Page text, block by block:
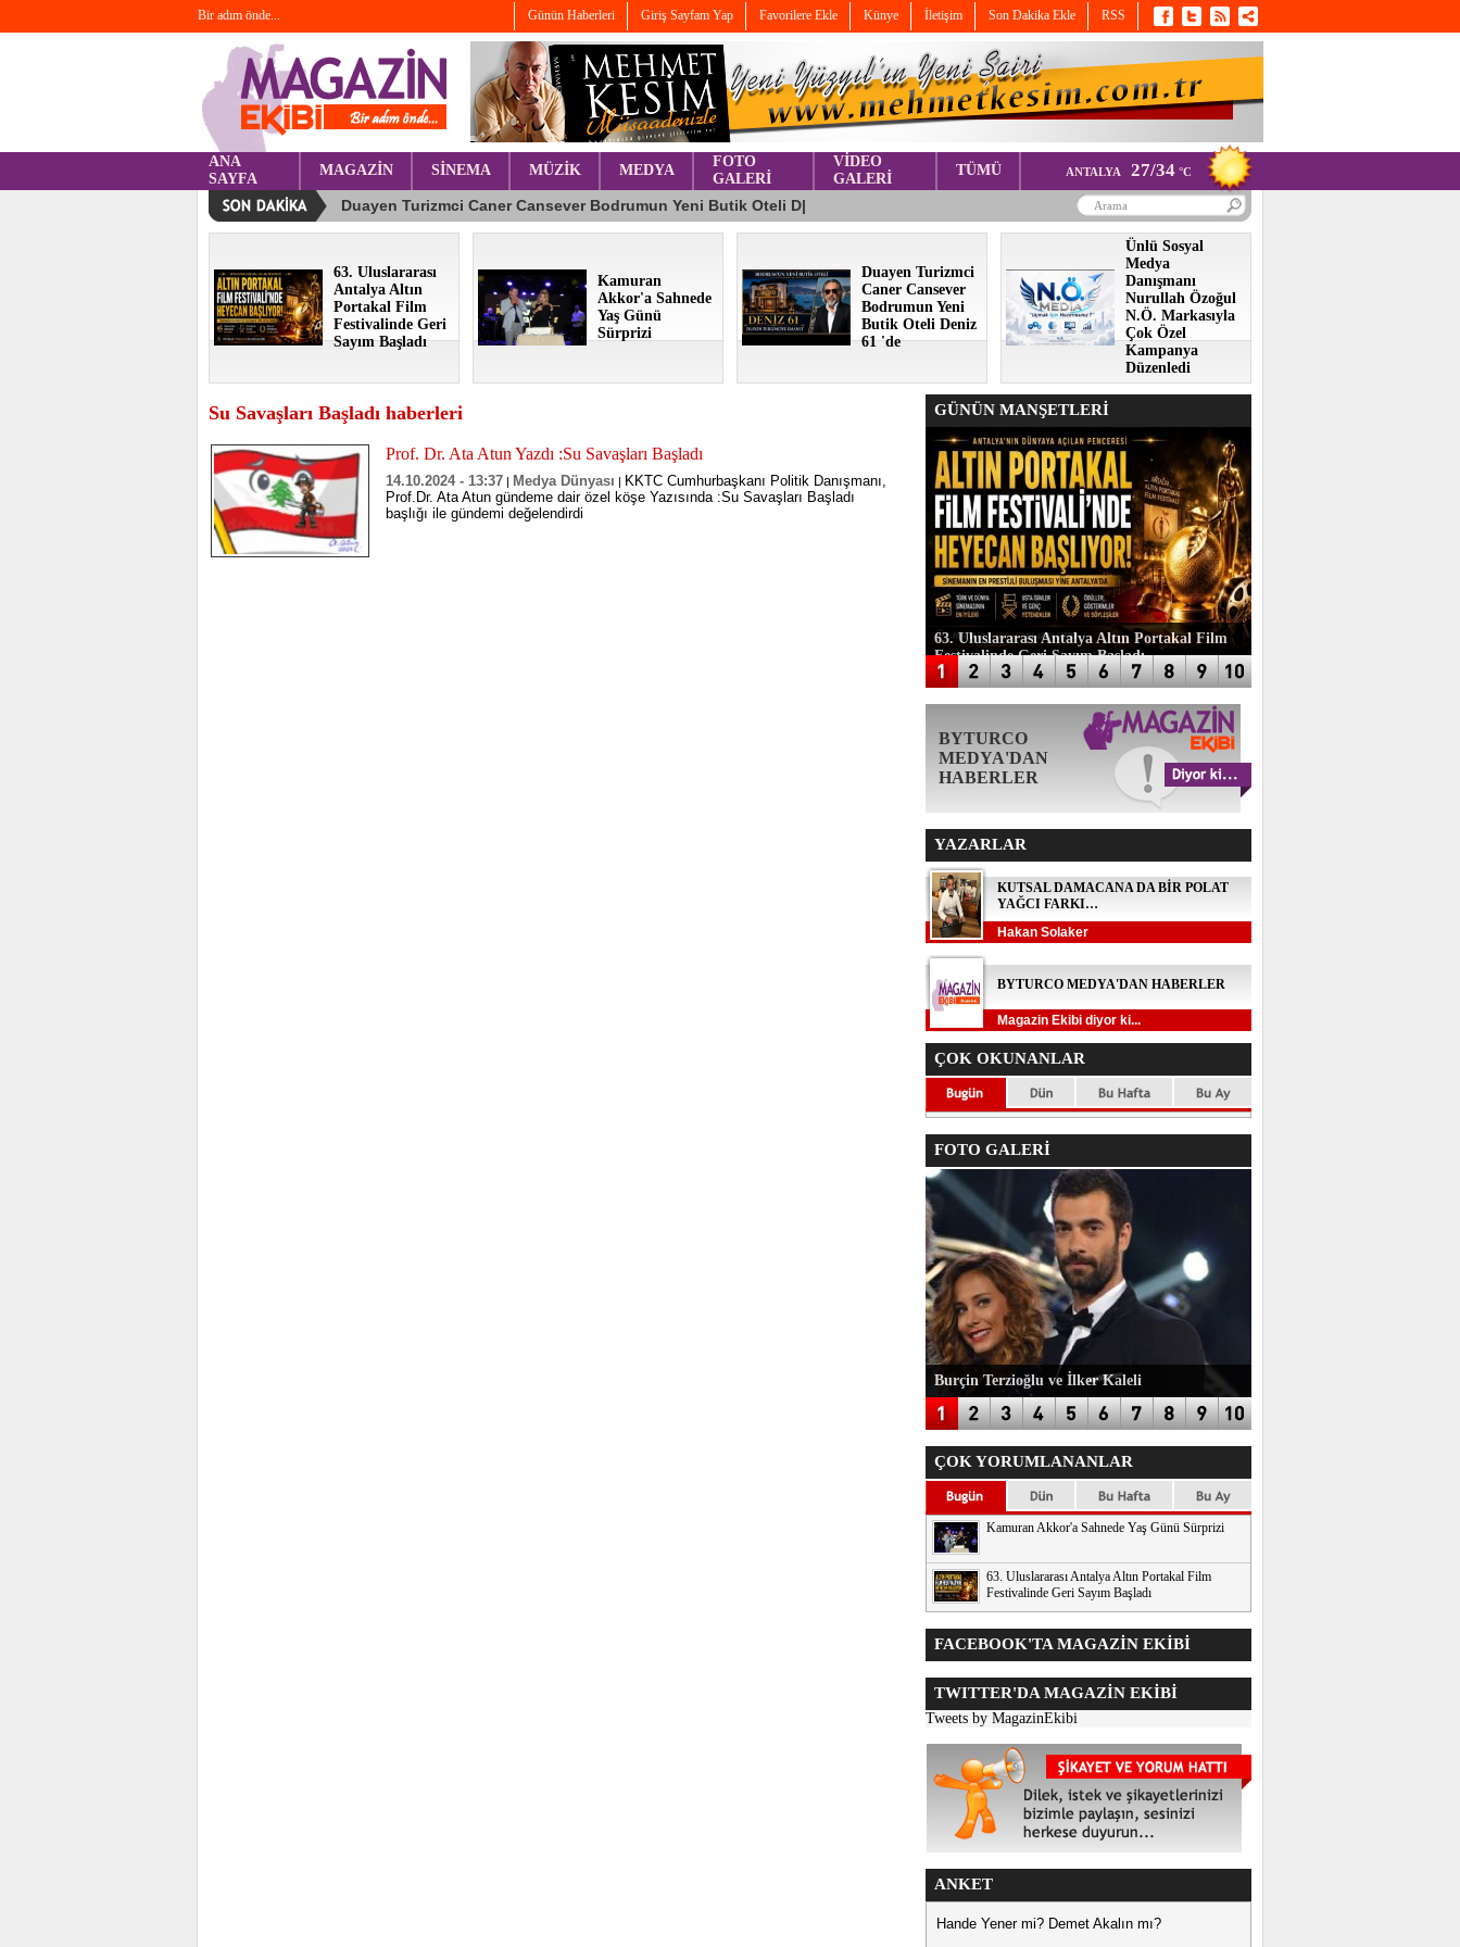
Bir adım önde... Günün Haberleri Giriş Sayfam Yap Favorilere Ekle Künye İletişim Son Dakika Ekle RSS
ANA
SAYFA
MAGAZİN SİNEMA MÜZİK MEDYA
FOTO
GALERİ
VİDEO
GALERİ
TÜMÜ ANTALYA 27/34 °C
63. Uluslararası
Antalya Altın
Portakal Film
Festivalinde Geri
Sayım Başladı
Kamuran
Akkor'a Sahnede
Yaş Günü
Sürprizi
Duayen Turizmci
Caner Cansever
Bodrumun Yeni
Butik Oteli Deniz
61 'de
Ünlü Sosyal
Medya
Danışmanı
Nurullah Özoğul
N.Ö. Markasıyla
Çok Özel
Kampanya
Düzenledi
Su Savaşları Başladı haberleri
Prof. Dr. Ata Atun Yazdı :Su Savaşları Başladı
14.10.2024 - 13:37 | Medya Dünyası | KKTC Cumhurbaşkanı Politik Danışmanı,
Prof.Dr. Ata Atun gündeme dair özel köşe Yazısında :Su Savaşları Başladı
başlığı ile gündemi değelendirdi
GÜNÜN MANŞETLERİ
63. Uluslararası Antalya Altın Portakal Film
Festivalinde Geri Sayım Başladı
BYTURCO
MEDYA'DAN
HABERLER
YAZARLAR
KUTSAL DAMACANA DA BİR POLAT
YAĞCI FARKI…
Hakan Solaker
BYTURCO MEDYA'DAN HABERLER
Magazin Ekibi diyor ki...
ÇOK OKUNANLAR
FOTO GALERİ
Burçin Terzioğlu ve İlker Kaleli
ÇOK YORUMLANANLAR
Kamuran Akkor'a Sahnede Yaş Günü Sürprizi
63. Uluslararası Antalya Altın Portakal Film
Festivalinde Geri Sayım Başladı
FACEBOOK'TA MAGAZİN EKİBİ
TWITTER'DA MAGAZİN EKİBİ
Tweets by MagazinEkibi
ANKET
Hande Yener mi? Demet Akalın mı?